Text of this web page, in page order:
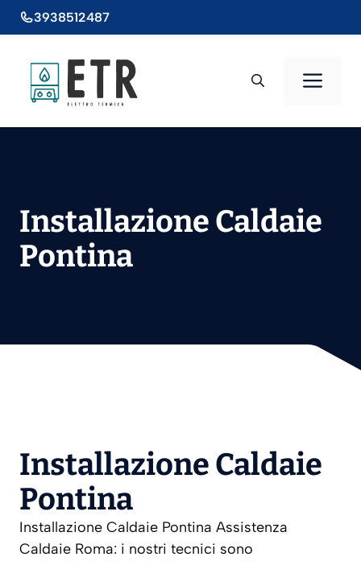
al
3938512487
Installazione Caldaie
Pontina
Installazione Caldaie
Pontina
Installazione Caldaie Pontina Assistenza
Caldaie Roma: i nostri tecnici sono